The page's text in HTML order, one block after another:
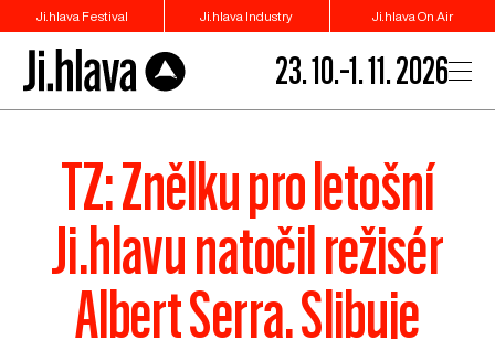
Ji.hlava Festival Ji.hlava Industry Ji.hlava On Air
23. 10.–1. 11. 2026
TZ: Znělku pro letošní
Ji.hlavu natočil režisér
Albert Serra. Slibuje